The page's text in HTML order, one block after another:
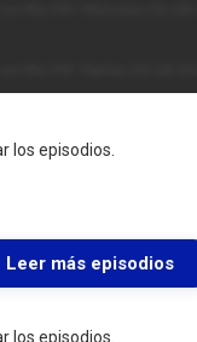
los episodios.
Leer más episodios
los episodios.